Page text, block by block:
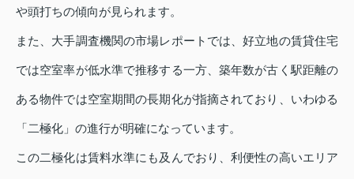
や頭打ちの傾向が見られます。
また、大手調査機関の市場レポートでは、好立地の賃貸住宅
では空室率が低水準で推移する一方、築年数が古く駅距離の
ある物件では空室期間の長期化が指摘されており、いわゆる
「二極化」の進行が明確になっています。
この二極化は賃料水準にも及んでおり、利便性の高いエリア